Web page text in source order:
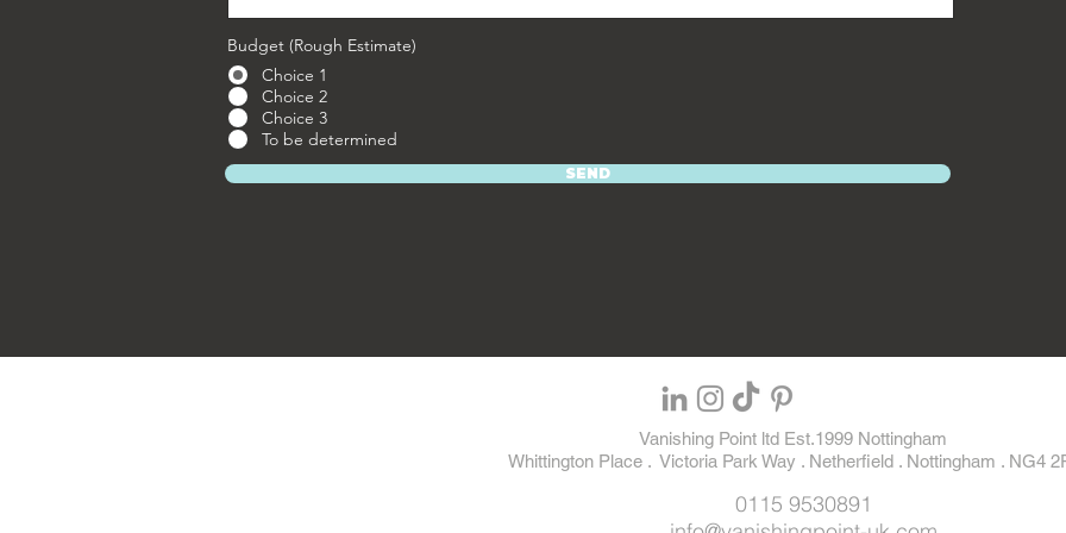
Budget (Rough Estimate)
Choice 1
Choice 2
Choice 3
To be determined
SEND
Vanishing Point ltd Est.1999 Nottingham
Whittington Place . Victoria Park Way . Netherfield . Nottingham . NG4
0115 9530891